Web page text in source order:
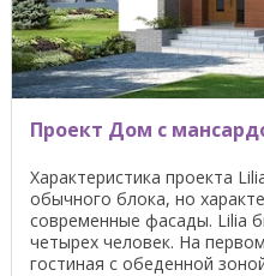
Проект Дом с
Характеристика проекта
обычного блока, но
современные фасады. Lilia
четырех человек. На
гостиная с обеденной